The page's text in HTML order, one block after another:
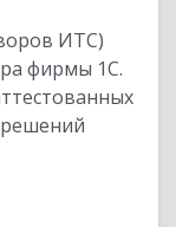
ИТС)
фирмы 1С.